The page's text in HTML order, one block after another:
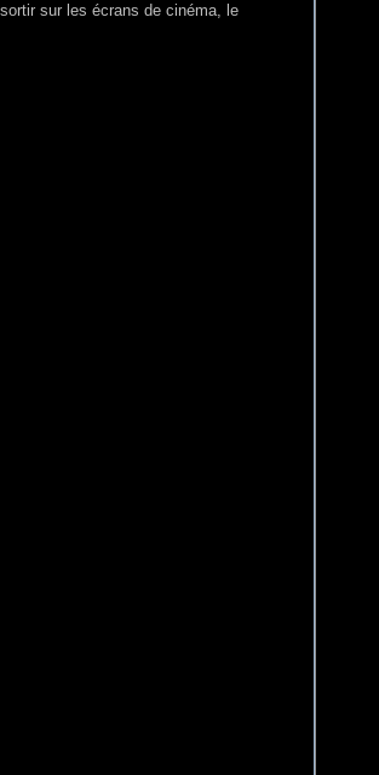
sur les écrans de cinéma, le